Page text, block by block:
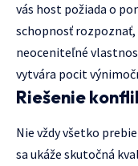
vás host požiada o
schopnosť
neoceniteľné
vytvára pocit
Riešenie
Nie vždy všetko
sa ukáže skutočná